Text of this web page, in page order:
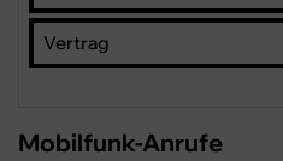
Vertrag
Mobilfunk-Anrufe